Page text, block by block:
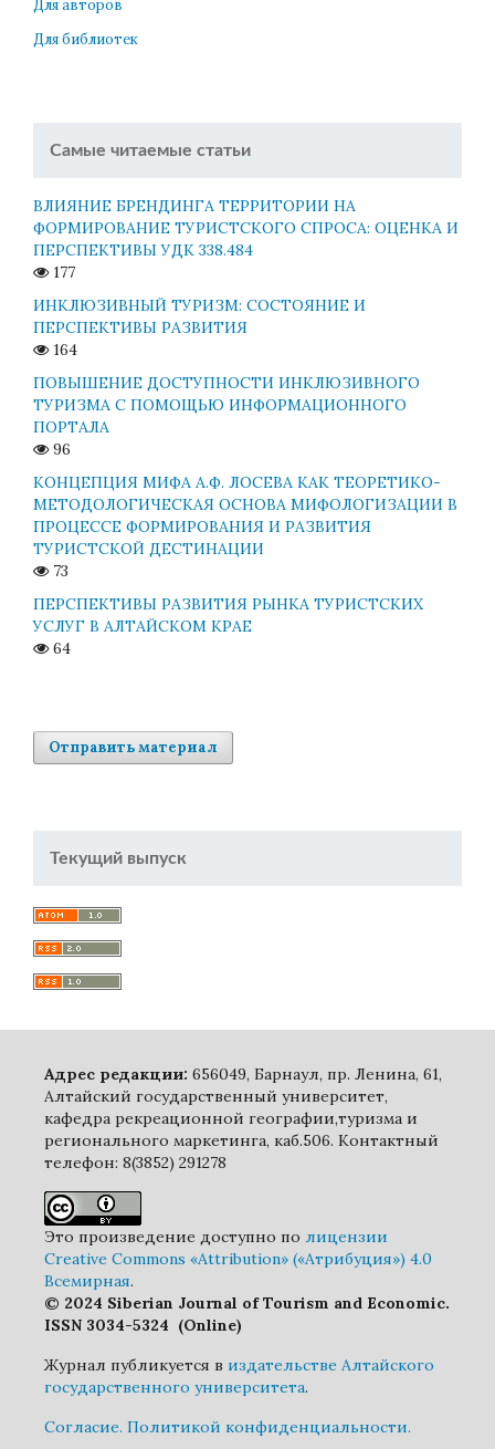
Для авторов
Для библиотек
Самые читаемые статьи
ВЛИЯНИЕ БРЕНДИНГА ТЕРРИТОРИИ НА
ФОРМИРОВАНИЕ ТУРИСТСКОГО СПРОСА: ОЦЕНКА И
ПЕРСПЕКТИВЫ УДК 338.484
177
ИНКЛЮЗИВНЫЙ ТУРИЗМ: СОСТОЯНИЕ И
ПЕРСПЕКТИВЫ РАЗВИТИЯ
164
ПОВЫШЕНИЕ ДОСТУПНОСТИ ИНКЛЮЗИВНОГО
ТУРИЗМА С ПОМОЩЬЮ ИНФОРМАЦИОННОГО
ПОРТАЛА
96
КОНЦЕПЦИЯ МИФА А.Ф. ЛОСЕВА КАК ТЕОРЕТИКО-
МЕТОДОЛОГИЧЕСКАЯ ОСНОВА МИФОЛОГИЗАЦИИ В
ПРОЦЕССЕ ФОРМИРОВАНИЯ И РАЗВИТИЯ
ТУРИСТСКОЙ ДЕСТИНАЦИИ
73
ПЕРСПЕКТИВЫ РАЗВИТИЯ РЫНКА ТУРИСТСКИХ
УСЛУГ В АЛТАЙСКОМ КРАЕ
64
Отправить материал
Текущий выпуск
Адрес редакции: 656049, Барнаул, пр. Ленина, 61,
Алтайский государственный университет,
кафедра рекреационной географии,туризма и
регионального маркетинга, каб.506. Контактный
телефон: 8(3852) 291278
Это произведение доступно по лицензии
Creative Commons «Attribution» («Атрибуция») 4.0
Всемирная.
© 2024 Siberian Journal of Tourism and Economic.
ISSN 3034-5324 (Online)
Журнал публикуется в издательстве Алтайского
государственного университета.
Cогласие. Политикой конфиденциальности.